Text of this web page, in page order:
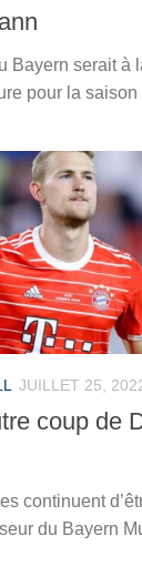
Bayern serait à
pour la
JUILLET 25,
coup de
continuent
du Bayern